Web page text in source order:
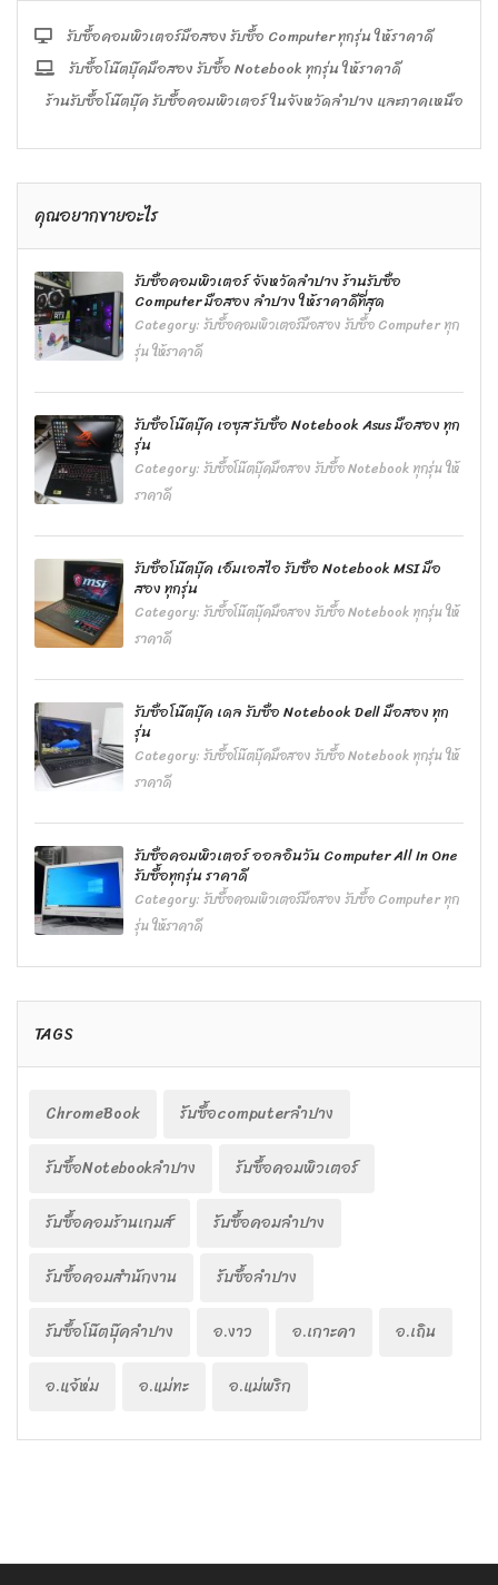
รับซื้อคอมพิวเตอร์มือสอง รับซื้อ Computer ทุกรุ่น ให้ราคาดี
รับซื้อโน๊ตบุ๊คมือสอง รับซื้อ Notebook ทุกรุ่น ให้ราคาดี
ร้านรับซื้อโน๊ตบุ๊ค รับซื้อคอมพิวเตอร์ ในจังหวัดลำปาง และภาคเหนือ
คุณอยากขายอะไร
รับซื้อคอมพิวเตอร์ จังหวัดลำปาง ร้านรับซื้อ
Computer มือสอง ลำปาง ให้ราคาดีที่สุด
Category:รับซื้อคอมพิวเตอร์มือสอง รับซื้อ Computer ทุก
รุ่น ให้ราคาดี
รับซื้อโน๊ตบุ๊ค เอซุส รับซื้อ Notebook Asus มือสอง ทุก
รุ่น
Category:รับซื้อโน๊ตบุ๊คมือสอง รับซื้อ Notebook ทุกรุ่น ให้
ราคาดี
รับซื้อโน๊ตบุ๊ค เอ็มเอสไอ รับซื้อ Notebook MSI มือ
สอง ทุกรุ่น
Category:รับซื้อโน๊ตบุ๊คมือสอง รับซื้อ Notebook ทุกรุ่น ให้
ราคาดี
รับซื้อโน๊ตบุ๊ค เดล รับซื้อ Notebook Dell มือสอง ทุก
รุ่น
Category:รับซื้อโน๊ตบุ๊คมือสอง รับซื้อ Notebook ทุกรุ่น ให้
ราคาดี
รับซื้อคอมพิวเตอร์ ออลอินวัน Computer All In One
รับซื้อทุกรุ่น ราคาดี
Category:รับซื้อคอมพิวเตอร์มือสอง รับซื้อ Computer ทุก
รุ่น ให้ราคาดี
TAGS
ChromeBook
รับซื้อcomputerลำปาง
รับซื้อNotebookลำปาง
รับซื้อคอมพิวเตอร์
รับซื้อคอมร้านเกมส์
รับซื้อคอมลำปาง
รับซื้อคอมสำนักงาน
รับซื้อลำปาง
รับซื้อโน๊ตบุ๊คลำปาง
อ.งาว อ.เกาะคา
อ.เถิน
อ.แจ้ห่ม
อ.แม่ทะ อ.แม่พริก